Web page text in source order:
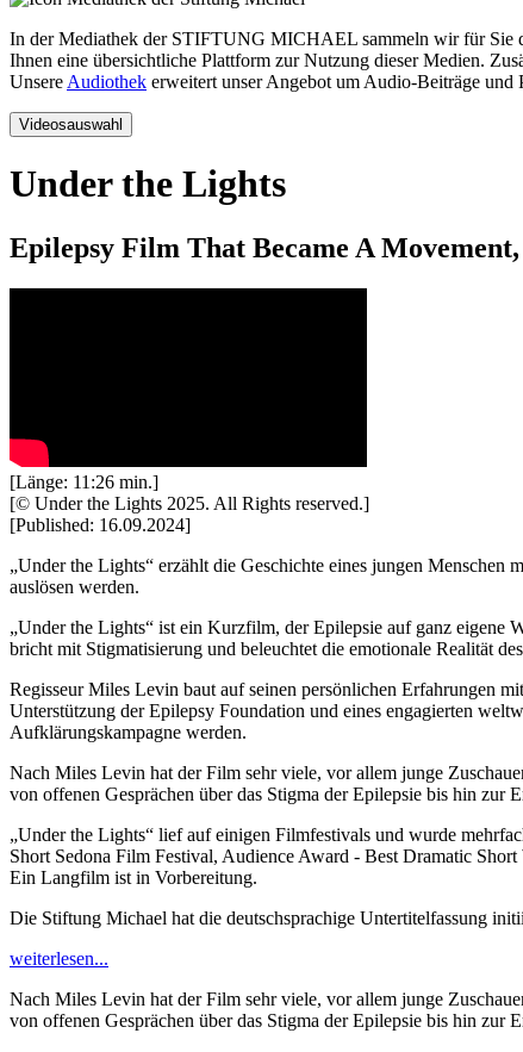
In der Mediathek der STIFTUNG MICHAEL sammeln wir für Sie
Ihnen eine übersichtliche Plattform zur Nutzung dieser Medien.
Unsere Audiothek erweitert unser Angebot um Audio-Beiträge und
Videosauswahl
Under the Lights
Epilepsy Film That Became A
[Länge: 11:26 min.]
[© Under the Lights 2025. All Rights reserved.]
[Published: 16.09.2024]
„Under the Lights“ erzählt die Geschichte eines jungen
auslösen werden.
„Under the Lights“ ist ein Kurzfilm, der Epilepsie auf ganz eigene
bricht mit Stigmatisierung und beleuchtet die emotionale Realität
Regisseur Miles Levin baut auf seinen persönlichen Erfahrungen
Unterstützung der Epilepsy Foundation und eines engagierten
Aufklärungskampagne werden.
Nach Miles Levin hat der Film sehr viele, vor allem junge
von offenen Gesprächen über das Stigma der Epilepsie bis hin zur
„Under the Lights“ lief auf einigen Filmfestivals und wurde
Short Sedona Film Festival, Audience Award - Best Dramatic
Ein Langfilm ist in Vorbereitung.
Die Stiftung Michael hat die deutschsprachige Untertitelfassung
weiterlesen...
Nach Miles Levin hat der Film sehr viele, vor allem junge
von offenen Gesprächen über das Stigma der Epilepsie bis hin zur